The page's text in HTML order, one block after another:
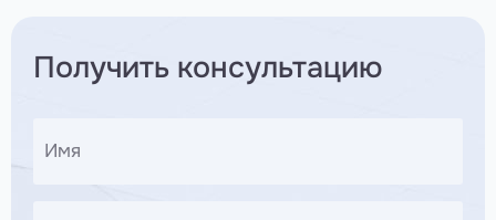
Получить консультацию
Имя